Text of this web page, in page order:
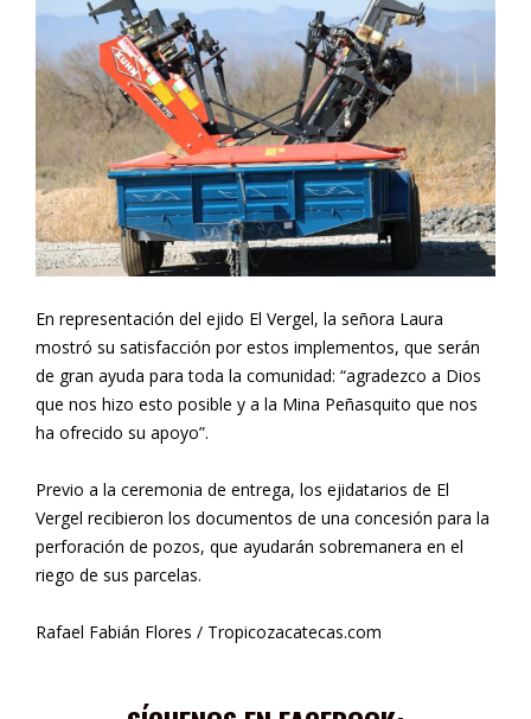
En representación del ejido El Vergel, la señora Laura
mostró su satisfacción por estos implementos, que serán
de gran ayuda para toda la comunidad: “agradezco a Dios
que nos hizo esto posible y a la Mina Peñasquito que nos
ha ofrecido su apoyo”.
Previo a la ceremonia de entrega, los ejidatarios de El
Vergel recibieron los documentos de una concesión para la
perforación de pozos, que ayudarán sobremanera en el
riego de sus parcelas.
Rafael Fabián Flores / Tropicozacatecas.com